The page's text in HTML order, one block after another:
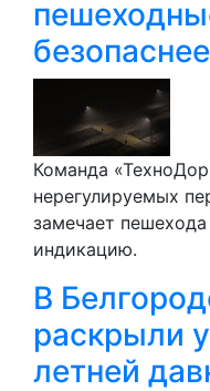
безопаснее
Команда
нерегулируемых
замечает
индикацию.
В
раскрыли
летней